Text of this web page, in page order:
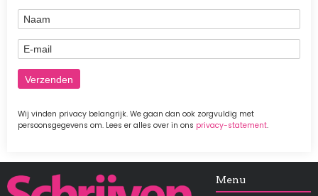
Naam
E-mail
Wij vinden privacy belangrijk. We gaan dan ook zorgvuldig met
persoonsgegevens om. Lees er alles over in ons privacy-statement.
Afbeelding Menu